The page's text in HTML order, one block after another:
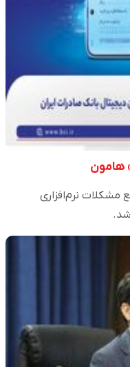
هامون
مشکلات نرم‌افزاری
شد.